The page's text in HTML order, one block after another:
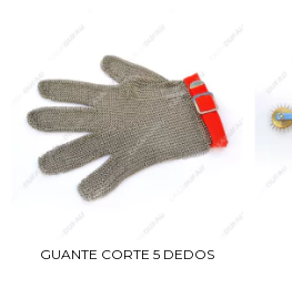
GUANTE CORTE 5 DEDOS